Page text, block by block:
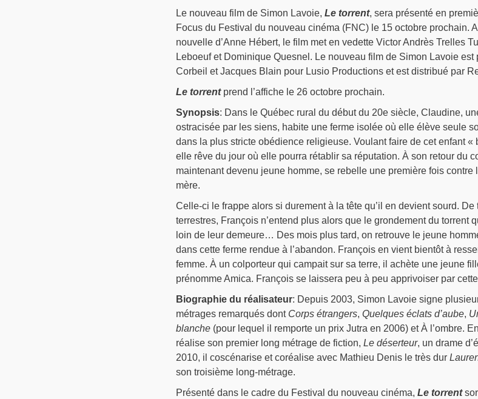
Le nouveau film de Simon Lavoie, Le torrent, sera présenté en
Focus du Festival du nouveau cinéma (FNC) le 15 octobre prochain.
nouvelle d’Anne Hébert, le film met en vedette Victor Andrès Trelles
Leboeuf et Dominique Quesnel. Le nouveau film de Simon Lavoie est
Corbeil et Jacques Blain pour Lusio Productions et est distribué par
Le torrentprend l’affiche le 26 octobre prochain.
Synopsis: Dans le Québec rural du début du 20e siècle, Claudine,
ostracisée par les siens, habite une ferme isolée où elle élève seule
dans la plus stricte obédience religieuse. Voulant faire de cet enfant «
elle rêve du jour où elle pourra rétablir sa réputation. À son retour du
maintenant devenu jeune homme, se rebelle une première fois contre
mère.
Celle-ci le frappe alors si durement à la tête qu’il en devient sourd.
terrestres, François n’entend plus alors que le grondement du torrent
loin de leur demeure… Des mois plus tard, on retrouve le jeune
dans cette ferme rendue à l’abandon. François en vient bientôt à
femme. À un colporteur qui campait sur sa terre, il achète une jeune
prénomme Amica. François se laissera peu à peu apprivoiser par
Biographie du réalisateur: Depuis 2003, Simon Lavoie signe
métrages remarqués dont Corps étrangers, Quelques éclats d’aube,
blanche(pour lequel il remporte un prix Jutra en 2006) et À l’ombre.
réalise son premier long métrage de fiction, Le déserteur, un drame
2010, il coscénarise et coréalise avec Mathieu Denis le très dur
son troisième long-métrage.
Présenté dans le cadre du Festival du nouveau cinéma, Le torrent